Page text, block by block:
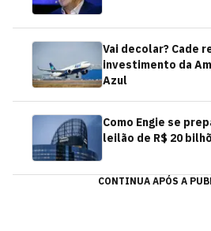
Vai decolar? Cade
investimento da
Azul
Como Engie se
leilão de R$ 20
CONTINUA APÓS A